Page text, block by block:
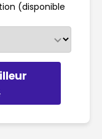
(disponible